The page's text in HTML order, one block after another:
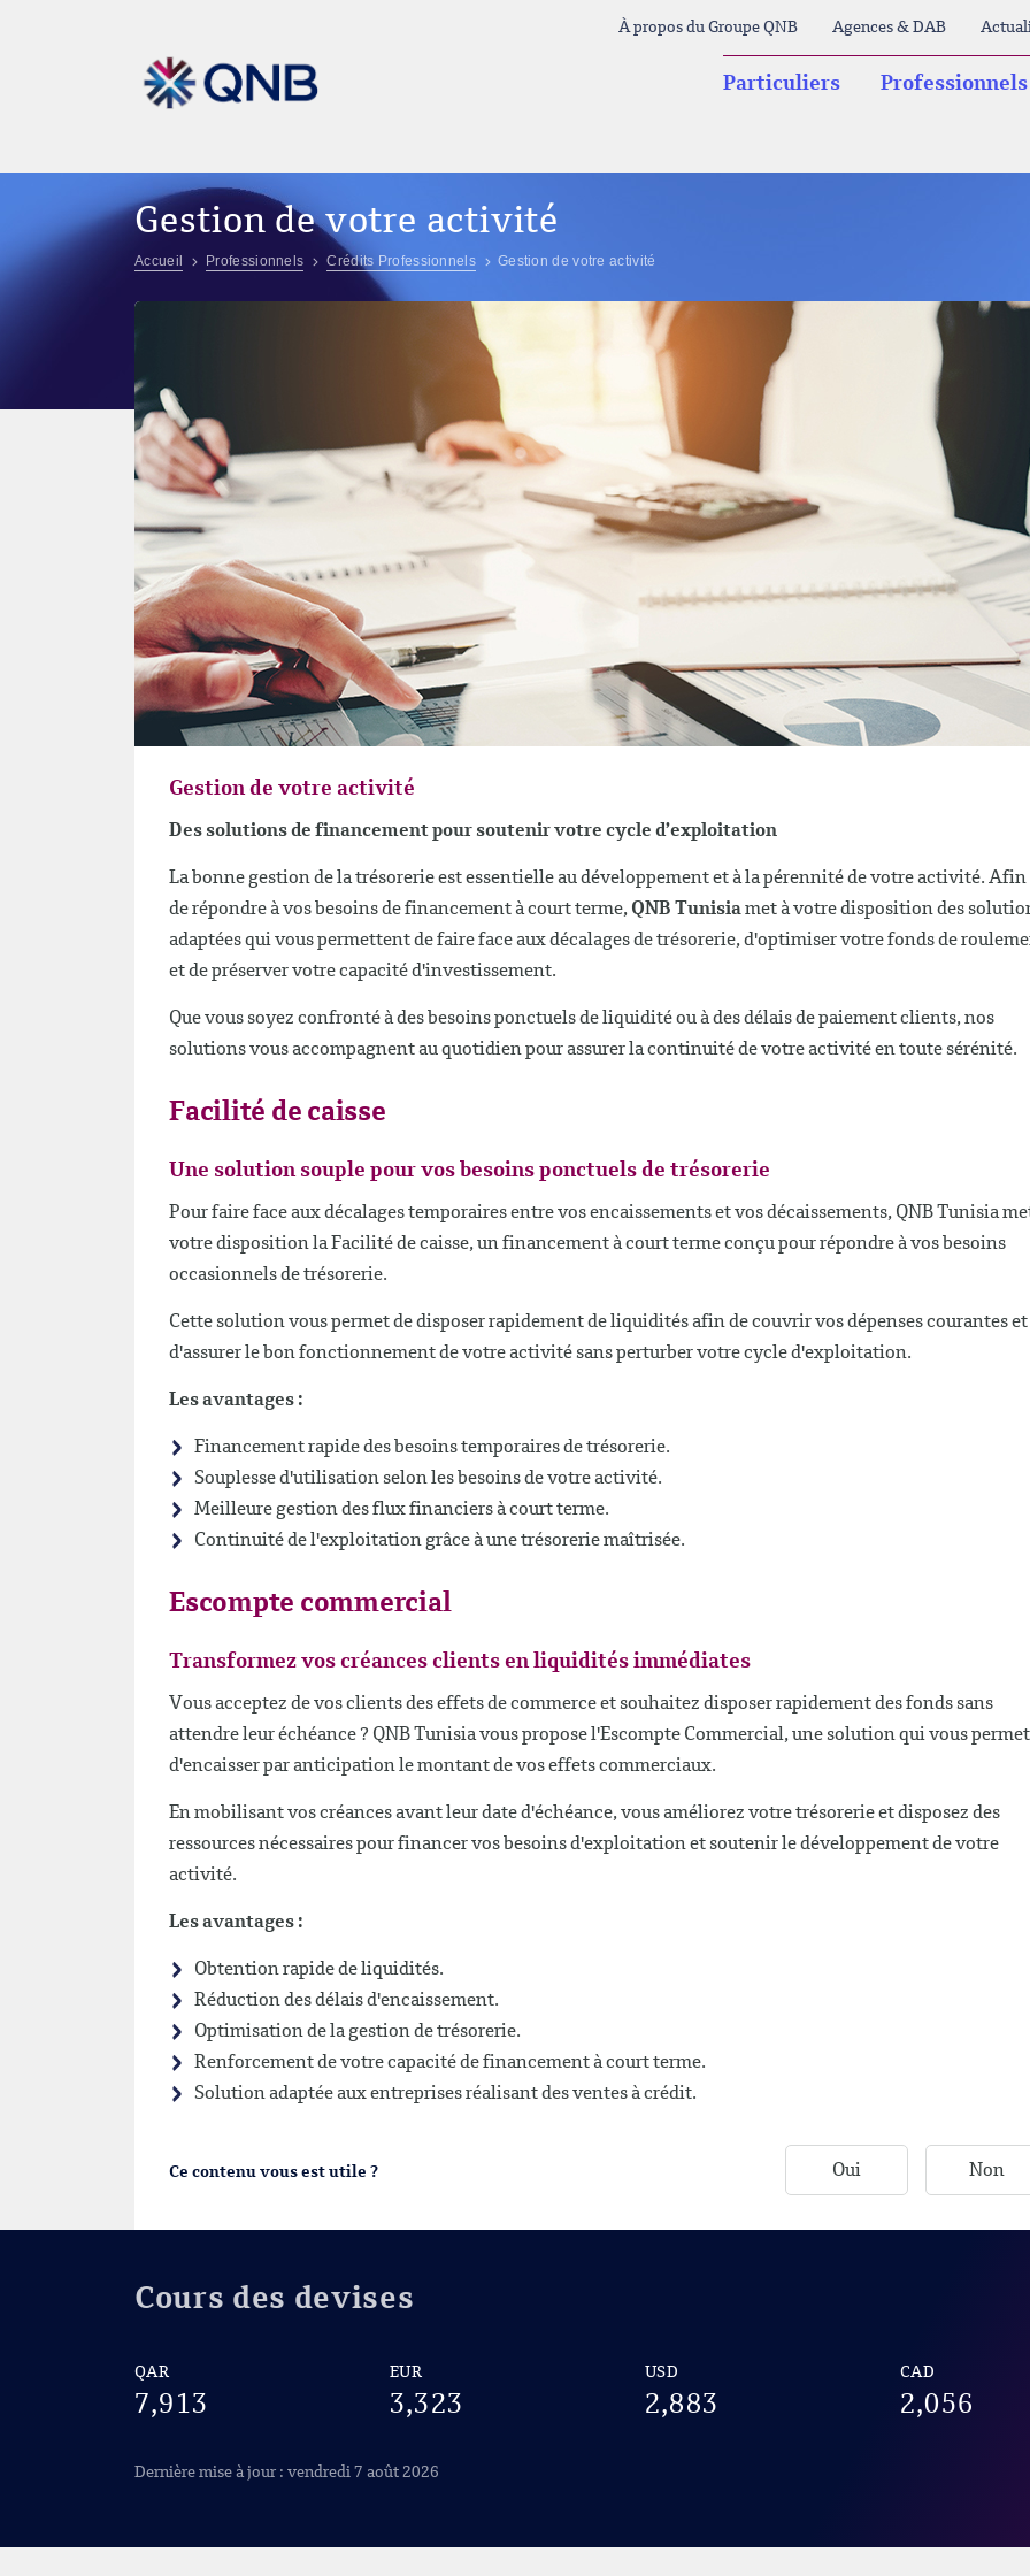
À propos du Groupe QNB Agences & DAB
Particuliers Professionnels
Gestion de votre activité
Accueil Professionnels Crédits Professionnels Gestion de votre activité
Gestion de votre activité
Des solutions de financement pour soutenir votre cycle d’exploitation
La bonne gestion de la trésorerie est essentielle au développement et à la pérennité de votre activité. Afin
de répondre à vos besoins de financement à court terme, QNB Tunisiamet à votre disposition des
adaptées qui vous permettent de faire face aux décalages de trésorerie, d'optimiser votre fonds de
et de préserver votre capacité d'investissement.
Que vous soyez confronté à des besoins ponctuels de liquidité ou à des délais de paiement clients, nos
solutions vous accompagnent au quotidien pour assurer la continuité de votre activité en toute sérénité.
Facilité de caisse
Une solution souple pour vos besoins ponctuels de trésorerie
Pour faire face aux décalages temporaires entre vos encaissements et vos décaissements, QNB Tunisia
votre disposition la Facilité de caisse, un financement à court terme conçu pour répondre à vos besoins
occasionnels de trésorerie.
Cette solution vous permet de disposer rapidement de liquidités afin de couvrir vos dépenses courantes et
d'assurer le bon fonctionnement de votre activité sans perturber votre cycle d'exploitation.
Les avantages :
Financement rapide des besoins temporaires de trésorerie.
Souplesse d'utilisation selon les besoins de votre activité.
Meilleure gestion des flux financiers à court terme.
Continuité de l'exploitation grâce à une trésorerie maîtrisée.
Escompte commercial
Transformez vos créances clients en liquidités immédiates
Vous acceptez de vos clients des effets de commerce et souhaitez disposer rapidement des fonds sans
attendre leur échéance ? QNB Tunisia vous propose l'Escompte Commercial, une solution qui vous permet
d'encaisser par anticipation le montant de vos effets commerciaux.
En mobilisant vos créances avant leur date d'échéance, vous améliorez votre trésorerie et disposez des
ressources nécessaires pour financer vos besoins d'exploitation et soutenir le développement de votre
activité.
Les avantages :
Obtention rapide de liquidités.
Réduction des délais d'encaissement.
Optimisation de la gestion de trésorerie.
Renforcement de votre capacité de financement à court terme.
Solution adaptée aux entreprises réalisant des ventes à crédit.
Ce contenu vous est utile ? Oui Non
Cours des devises
QAR
7,913
EUR
3,323
USD
2,883
CAD
2,056
Dernière mise à jour : vendredi 7 août 2026